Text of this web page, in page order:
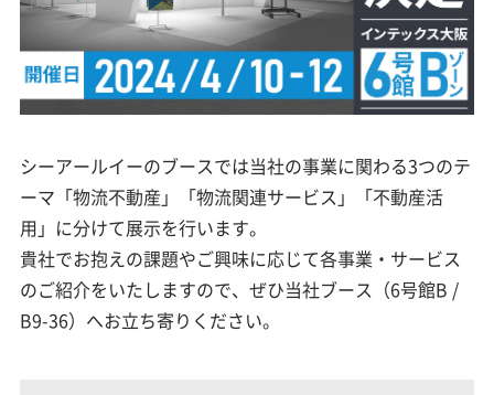
シーアールイーのブースでは当社の事業に関わる3つのテ
ーマ「物流不動産」「物流関連サービス」「不動産活
用」に分けて展示を行います。
貴社でお抱えの課題やご興味に応じて各事業・サービス
のご紹介をいたしますので、ぜひ当社ブース（6号館B /
B9-36）へお立ち寄りください。